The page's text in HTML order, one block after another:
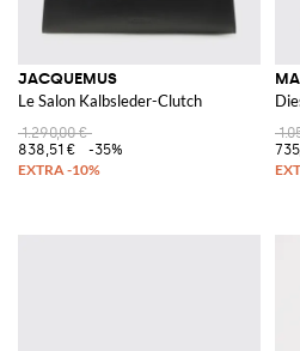
JACQUEMUS
Le Salon Kalbsleder-Clutch
1.290,00 €
838,51 €
-35%